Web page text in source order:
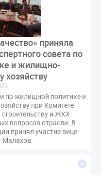
приняла
совета по
и жилищно-
хозяйству
по жилищной политике и
при Комитете
и ЖКХ
вопросов отрасли. В
принял участие вице-
Малахов.